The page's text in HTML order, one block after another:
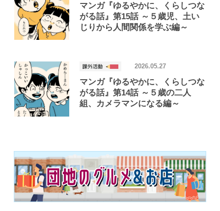
マンガ『ゆるやかに、くらしつな
がる話』第15話 ～５歳児、土い
じりから人間関係を学ぶ編～
マンガ『ゆるやかに、くらしつな
がる話』第14話 ～５歳の二人
組、カメラマンになる編～
2026.05.27